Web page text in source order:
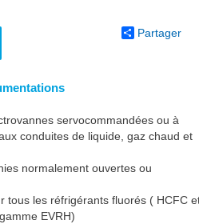
Partager
servocommandées ou à
conduites de liquide, gaz chaud et
normalement ouvertes ou
tous les réfrigérants fluorés ( HCFC
EVRH)